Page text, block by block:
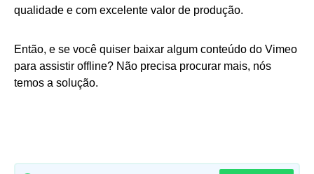
qualidade e com excelente valor de produção.
Então, e se você quiser baixar algum conteúdo do Vimeo
para assistir offline? Não precisa procurar mais, nós
temos a solução.